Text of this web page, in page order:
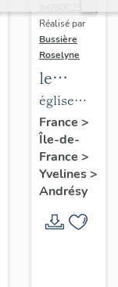
Réalisé par
Bussière
Roselyne
le
mobilier
de
l'église
Saint-
Germain-
de-
Paris
église
paroissiale
Saint-
Germain
France >
Île-de-
France >
Yvelines>
Andrésy